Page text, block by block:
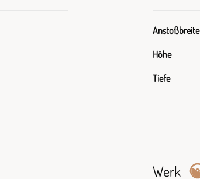
Anstoßbreite
Höhe
Tiefe
Werk